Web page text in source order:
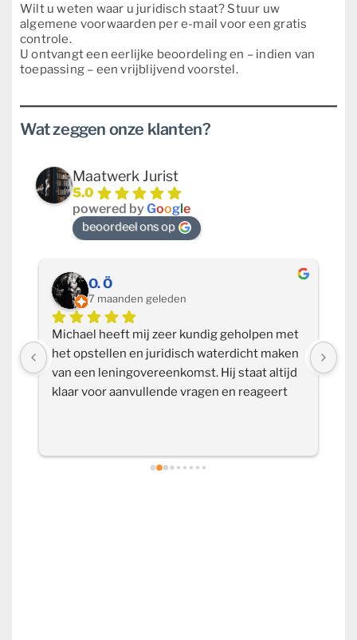
Wilt u weten waar u juridisch staat? Stuur uw
algemene voorwaarden per e-mail voor een gratis
controle.
U ontvangt een eerlijke beoordeling en – indien van
toepassing – een vrijblijvend voorstel.
Wat zeggen onze klanten?
Maatwerk Jurist
5.0
powered byGoogle
beoordeel ons op
O. Ö
7 maanden geleden
Michael heeft mij zeer kundig geholpen met
het opstellen en juridisch waterdicht maken
van een leningovereenkomst. Hij staat altijd
klaar voor aanvullende vragen en reageert
professioneel en betrouwbaar, absoluut een